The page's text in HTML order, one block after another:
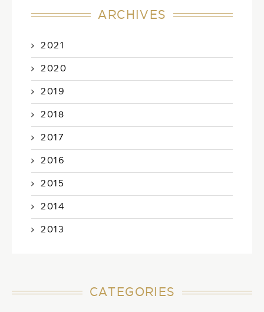
ARCHIVES
2021
2020
2019
2018
2017
2016
2015
2014
2013
CATEGORIES